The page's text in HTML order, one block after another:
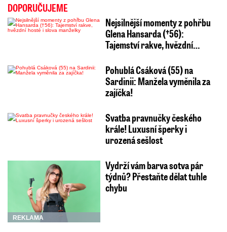
DOPORUČUJEME
Nejsilnější momenty z pohřbu
Glena Hansarda (†56):
Tajemství rakve, hvězdní…
Pohublá Csáková (55) na
Sardinii: Manžela vyměnila za
zajíčka!
Svatba pravnučky českého
krále! Luxusní šperky i
urozená sešlost
REKLAMA
Vydrží vám barva sotva pár
týdnů? Přestaňte dělat tuhle
chybu